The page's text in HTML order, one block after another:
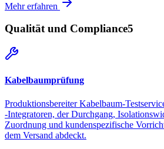
Mehr erfahren
Qualität und Compliance5
Kabelbaumprüfung
Produktionsbereiter Kabelbaum-
-Integratoren, der Durchgang,
Zuordnung und kundenspezifische
dem Versand abdeckt.